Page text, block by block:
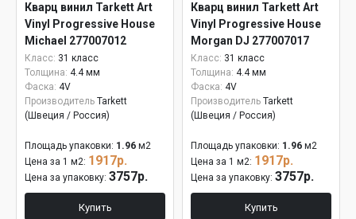
Кварц винил Tarkett Art
Vinyl Progressive House
Michael 277007012
Класс: 31 класс
Толщина: 4.4 мм
Фаска: 4V
Производитель Tarkett
(Швеция / Россия)
Площадь упаковки: 1.96 м2
Цена за 1 м2: 1917р.
Цена за упаковку: 3757р.
Купить
Кварц винил Tarkett Art
Vinyl Progressive House
Morgan DJ 277007017
Класс: 31 класс
Толщина: 4.4 мм
Фаска: 4V
Производитель Tarkett
(Швеция / Россия)
Площадь упаковки: 1.96 м2
Цена за 1 м2: 1917р.
Цена за упаковку: 3757р.
Купить